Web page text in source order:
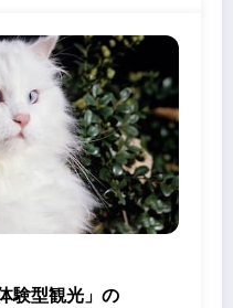
験型観光」の